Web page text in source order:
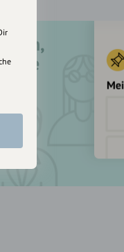
dich,